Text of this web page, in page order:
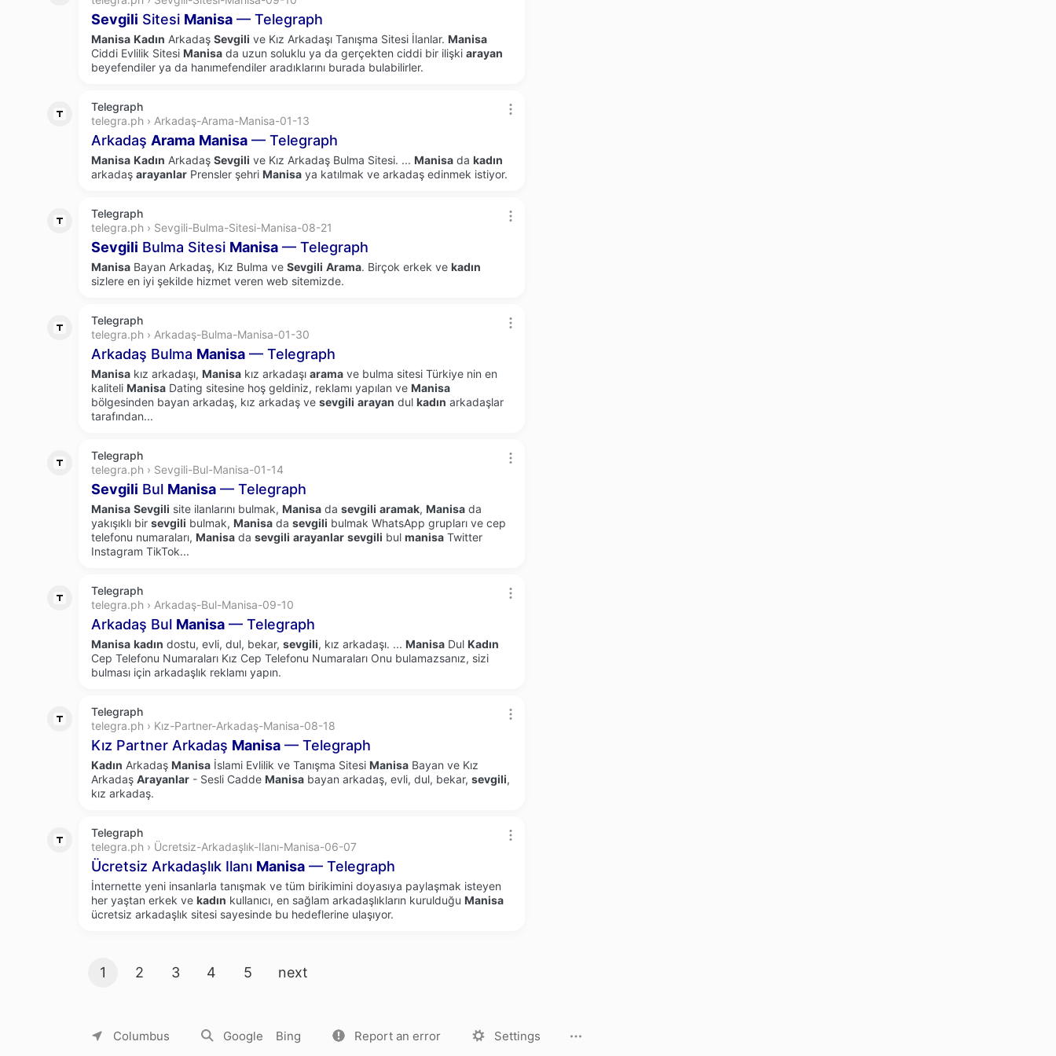
Sevgili Sitesi Manisa — Telegraph
Manisa Kadın Arkadaş Sevgili ve Kız Arkadaşı Tanışma Sitesi İlanlar. Manisa
Ciddi Evlilik Sitesi Manisa da uzun soluklu ya da gerçekten ciddi bir ilişki arayan
beyefendiler ya da hanımefendiler aradıklarını burada bulabilirler.
Telegraph
telegra.ph › Arkadaş-Arama-Manisa-01-13
Arkadaş Arama Manisa — Telegraph
Manisa Kadın Arkadaş Sevgili ve Kız Arkadaş Bulma Sitesi. ... Manisa da kadın
arkadaş arayanlar Prensler şehri Manisa ya katılmak ve arkadaş edinmek istiyor.
Telegraph
telegra.ph › Sevgili-Bulma-Sitesi-Manisa-08-21
Sevgili Bulma Sitesi Manisa — Telegraph
Manisa Bayan Arkadaş, Kız Bulma ve Sevgili Arama. Birçok erkek ve kadın
sizlere en iyi şekilde hizmet veren web sitemizde.
Telegraph
telegra.ph › Arkadaş-Bulma-Manisa-01-30
Arkadaş Bulma Manisa — Telegraph
Manisa kız arkadaşı, Manisa kız arkadaşı arama ve bulma sitesi Türkiye nin en
kaliteli Manisa Dating sitesine hoş geldiniz, reklamı yapılan ve Manisa
bölgesinden bayan arkadaş, kız arkadaş ve sevgili arayan dul kadın arkadaşlar
tarafından...
Telegraph
telegra.ph › Sevgili-Bul-Manisa-01-14
Sevgili Bul Manisa — Telegraph
Manisa Sevgili site ilanlarını bulmak, Manisa da sevgili aramak, Manisa da
yakışıklı bir sevgili bulmak, Manisa da sevgili bulmak WhatsApp grupları ve cep
telefonu numaraları, Manisa da sevgili arayanlar sevgili bul manisa Twitter
Instagram TikTok...
Telegraph
telegra.ph › Arkadaş-Bul-Manisa-09-10
Arkadaş Bul Manisa — Telegraph
Manisa kadın dostu, evli, dul, bekar, sevgili, kız arkadaşı. ... Manisa Dul Kadın
Cep Telefonu Numaraları Kız Cep Telefonu Numaraları Onu bulamazsanız, sizi
bulması için arkadaşlık reklamı yapın.
Telegraph
telegra.ph › Kız-Partner-Arkadaş-Manisa-08-18
Kız Partner Arkadaş Manisa — Telegraph
Kadın Arkadaş Manisa İslami Evlilik ve Tanışma Sitesi Manisa Bayan ve Kız
Arkadaş Arayanlar - Sesli Cadde Manisa bayan arkadaş, evli, dul, bekar, sevgili,
kız arkadaş.
Telegraph
telegra.ph › Ücretsiz-Arkadaşlık-Ilanı-Manisa-06-07
Ücretsiz Arkadaşlık Ilanı Manisa — Telegraph
İnternette yeni insanlarla tanışmak ve tüm birikimini doyasıya paylaşmak isteyen
her yaştan erkek ve kadın kullanıcı, en sağlam arkadaşlıkların kurulduğu Manisa
ücretsiz arkadaşlık sitesi sayesinde bu hedeflerine ulaşıyor.
Search result pages
1 2 3 4 5 next
Columbus Google Bing Report an error Settings